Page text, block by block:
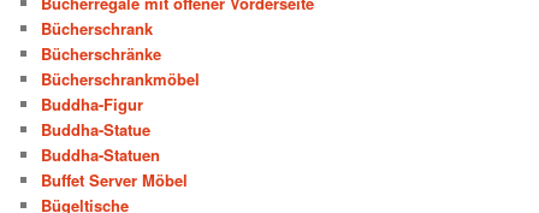
Bücherschrank
Bücherschränke
Bücherschrankmöbel
Buddha-Figur
Buddha-Statue
Buddha-Statuen
Buffet Server Möbel
Bügeltische